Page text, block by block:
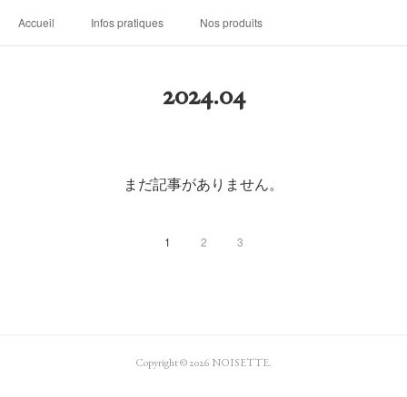
Accueil Infos pratiques Nos produits
2024.04
まだ記事がありません。
1 2 3
Copyright ©2026 NOISETTE.